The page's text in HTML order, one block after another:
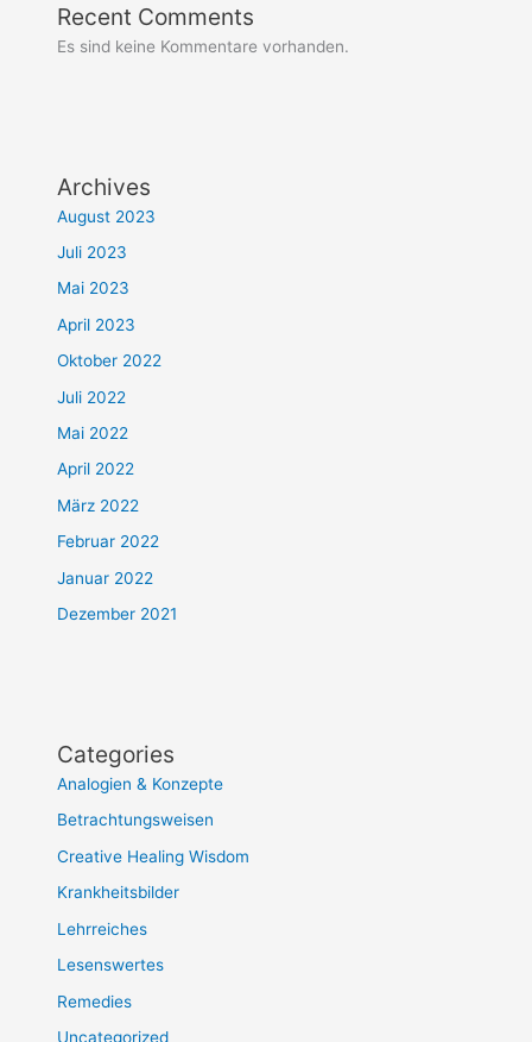
Recent Comments
Es sind keine Kommentare vorhanden.
Archives
August 2023
Juli 2023
Mai 2023
April 2023
Oktober 2022
Juli 2022
Mai 2022
April 2022
März 2022
Februar 2022
Januar 2022
Dezember 2021
Categories
Analogien & Konzepte
Betrachtungsweisen
Creative Healing Wisdom
Krankheitsbilder
Lehrreiches
Lesenswertes
Remedies
Uncategorized